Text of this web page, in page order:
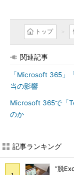
トップ
関連記事
「Microsoft 365」
当の影響
Microsoft 365で「
のか
記事ランキング
“脱